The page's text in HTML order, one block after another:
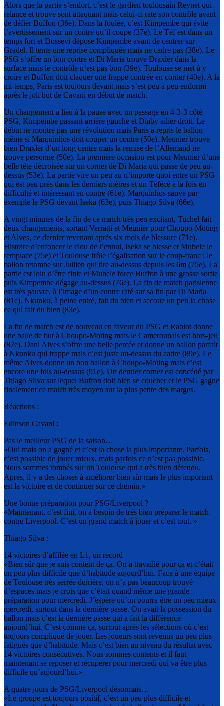
Alors que la partie s’endort, c’est le gardien toulousain Reynet qui
relance et trouve sont attaquant mais celui-ci rate son contrôle avant
de défier Buffon (36e). Dans la foulée, c’est Kimpembe qui évite
l’avertissement sur un contre qu’il coupe (37e). Le Tèf est dans un
temps fort et Dossevi dépose Kimpembe avant de centrer sur
Gradel. Il tente une reprise compliquée mais ne cadre pas (38e). Le
PSG s’offre un bon contre et Di Maria trouve Draxler dans la
surface mais le contrôle n’est pas bon (39e). Toulouse se met à y
croire et Buffon doit claquer une frappe contrée en corner (40e). A la
mi-temps, Paris est toujours devant mais s’est peu à peu endormi
après le joli but de Cavani en début de match.
Un changement a lieu à la pause avec un passage en 4-3-3 côté
PSG, Kimpembe passant arrière gauche et Diaby ailier droit. Le
début ne montre pas une révolution mais Paris a repris le ballon
même si Marquinhos doit couper un contre (50e). Meunier trouve
bien Draxler d’un long centre mais la remise de l’Allemand ne
trouve personne (50e). La première occasion est pour Meunier d’une
belle tête décroisée sur un corner de Di Maria qui passe de peu au-
dessus (53e). La partie vire un peu au n’importe quoi entre un PSG
qui est peu près dans les derniers mètres et un Téfécé à la fois en
difficulté et intéressant en contre (61e). Marquinhos sauve par
exemple le PSG devant Iseka (63e), puis Thiago Silva (66e).
A vingt minutes de la fin de ce match très peu excitant, Tuchel fait
deux changements, sortant Verratti et Meunier pour Choupo-Moting
et Alves, ce dernier revenant après six mois de blessure (71e).
Histoire d’enfoncer le clou de l’ennui, Iseka se blesse et Mubele le
remplace (75e) et Toulouse frôle l’égalisation sur le coup-franc : le
ballon retombe sur Jullien qui tire au-dessus depuis les 6m (75e). La
partie est loin d’être finie et Mubele force Buffon à une grosse sortie
puis Kimpembe dégage au-dessus (76e). La fin de match parisienne
est très pauvre, à l’image d’un contre raté sur sa fin par Di Maria
(81e). Nkunku, à peine entré, fait du bien et secoue un peu la chose
ce qui fait du bien (83e).
La fin de match est de nouveau en faveur du PSG et Rabiot donne
une balle de but à Choupo-Moting mais le Camerounais est hors-jeu
(87e). Dani Alves s’offre une belle percée et donne un ballon parfait
à Nkunku qui frappe mais c’est juste au-dessus du cadre (89e). Le
même Alves donne un bon ballon à Choupo-Moting mais c’est
encore une fois au-dessus (91e). Un dernier corner est concédé par
Thiago Silva sur lequel Buffon doit bien se coucher et le PSG gagne
finalement ce match très moyen sur la plus petite des marges.
Réactions :
Edinson Cavani :
Pas le meilleur PSG de la saison…
«Oui mais on a gagné et c’est la chose la plus importante. Parfois,
c’est possible de jouer mieux, mais parfois ce n’est pas possible.
Nous sommes tombés sur un Toulouse qui a très bien défendu.
Après, il y a des choses à améliorer bien sûr mais le plus important
est la victoire et de continuer sur ce chemin.»
Une bonne préparation pour PSG/Liverpool ?
«Maintenant, c’est fini, on a besoin de très bien préparer le match
contre Liverpool. C’est un grand match à jouer et c’est tout. »
Thiago Silva :
14 victoires d’affilée en L1, un record
«Bien sûr que je suis content de ça. On a travaillé pour ça et c’était
un peu plus difficile que d’habitude aujourd’hui. Face à une équipe
de Toulouse très serrée derrière, on n’a pas beaucoup trouvé
d’espaces mais je crois que c’était quand même une grande
préparation pour mercredi. J’espère qu’on pourra être un peu mieux
mercredi, surtout dans la dernière passe. On avait la possession du
ballon mais c’est la dernière passe qui a fait la différence
aujourd’hui. C’est comme ça, surtout après les sélections où c’est
toujours compliqué de jouer. Les joueurs sont revenus un peu plus
fatigués que d’habitude. Mais c’est bien au niveau du résultat avec
14 victoires consécutives. Nous sommes contents et il faut
maintenant se reposer et récupérer pour mercredi qui va être plus
difficile qu’aujourd’hui.»
A quatre jours de PSG/Liverpool désormais…
«Le groupe est toujours positif, c’est un peu plus difficile et